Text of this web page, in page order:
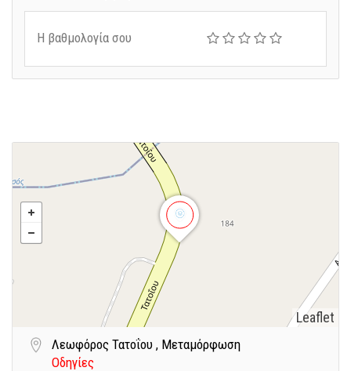
Η βαθμολογία σου
Leaflet
Λεωφόρος Τατοΐου , Μεταμόρφωση
Οδηγίες